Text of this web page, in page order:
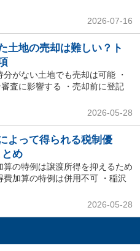
2026-07-16
土地の売却は難しい？ト
がない土地でも売却は可能 ・
査に影響する ・売却前に登記
2026-05-28
よって得られる税制優
め
の特例は譲渡所得を抑えるため
加算の特例は併用不可 ・稲沢
2026-05-28